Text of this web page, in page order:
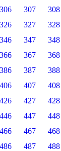
306 307 308
326 327 328
346 347 348
366 367 368
386 387 388
406 407 408
426 427 428
446 447 448
466 467 468
486 487 488